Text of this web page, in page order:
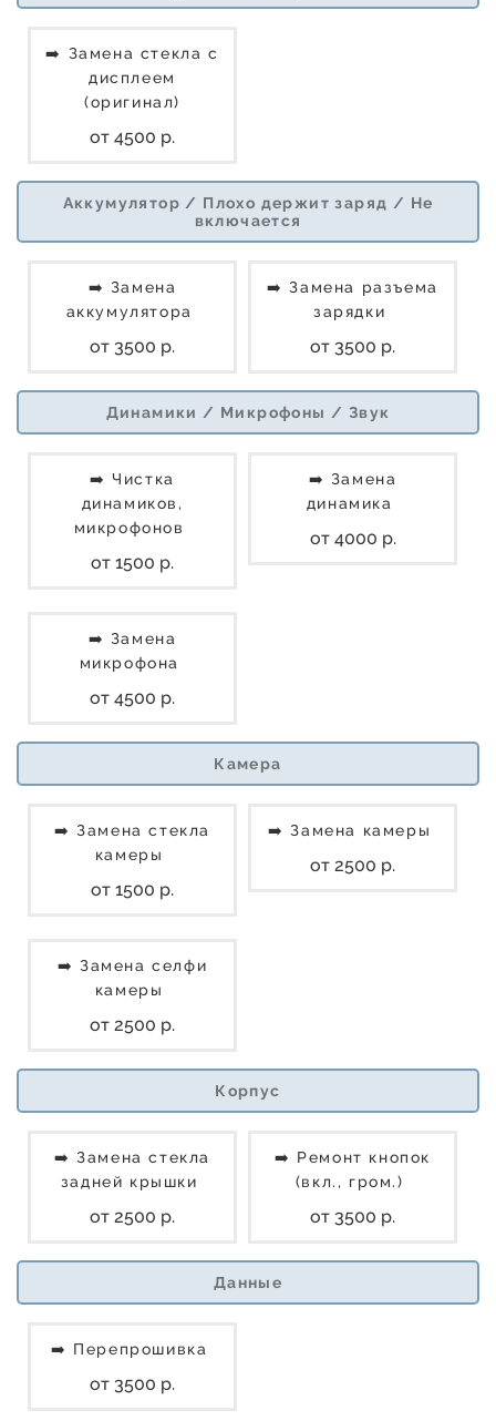
➡️ Замена стекла с
дисплеем
(оригинал)
от 4500 р.
Аккумулятор / Плохо держит заряд / Не
включается
➡️ Замена
аккумулятора
от 3500 р.
➡️ Замена разъема
зарядки
от 3500 р.
Динамики / Микрофоны / Звук
➡️ Чистка
динамиков,
микрофонов
от 1500 р.
➡️ Замена
динамика
от 4000 р.
➡️ Замена
микрофона
от 4500 р.
Камера
➡️ Замена стекла
камеры
от 1500 р.
➡️ Замена камеры
от 2500 р.
➡️ Замена селфи
камеры
от 2500 р.
Корпус
➡️ Замена стекла
задней крышки
от 2500 р.
➡️ Ремонт кнопок
(вкл., гром.)
от 3500 р.
Данные
➡️ Перепрошивка
от 3500 р.